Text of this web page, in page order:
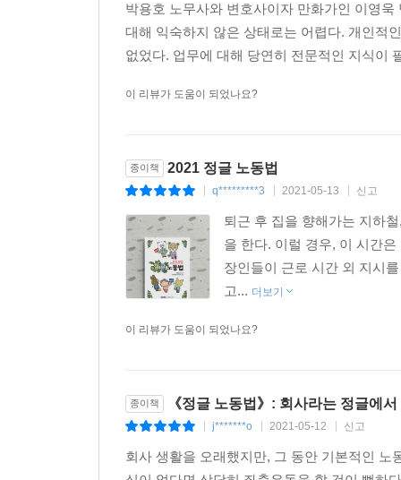
090화 노조가 노동쟁의를 할 것인지 투표절차에
091화 파업에서 발생하는 손해는 누가 책임을 질까
092화 경영진에서 불법파업에 대한 대처로 직장
094화 노사협의회는 무슨 일을 하는 걸까요?
PART 8 기타
096화 직장 내 괴롭힘은 이렇게 해결하자
097화 하청업체가 체불한 임금을 대신 물어주어야
098화 사업을 인수하면 고용승계를 해야 한다는데
099화 감염병으로 인해 순환 휴직을 하는 경우 수
100화 정부가 지원하는 고용관련 지원금 정리
박용호 노무사와 변호사이자 만화가인 이영
대해 익숙하지 않은 상태로는 어렵다. 개인적
없었다. 업무에 대해 당연히 전문적인 지식이
이 리뷰가 도움이 되었나요?
종이책 2021 정글 노동법
q*********3 2021-05-13 신고
퇴근 후 집을 향해가는 지하
을 한다. 이럴 경우, 이 시간
장인들이 근로 시간 외 지시
고... 더보기
이 리뷰가 도움이 되었나요?
종이책 《정글 노동법》: 회사라는 정글에
j*******o 2021-05-12 신고
회사 생활을 오래했지만, 그 동안 기본적인